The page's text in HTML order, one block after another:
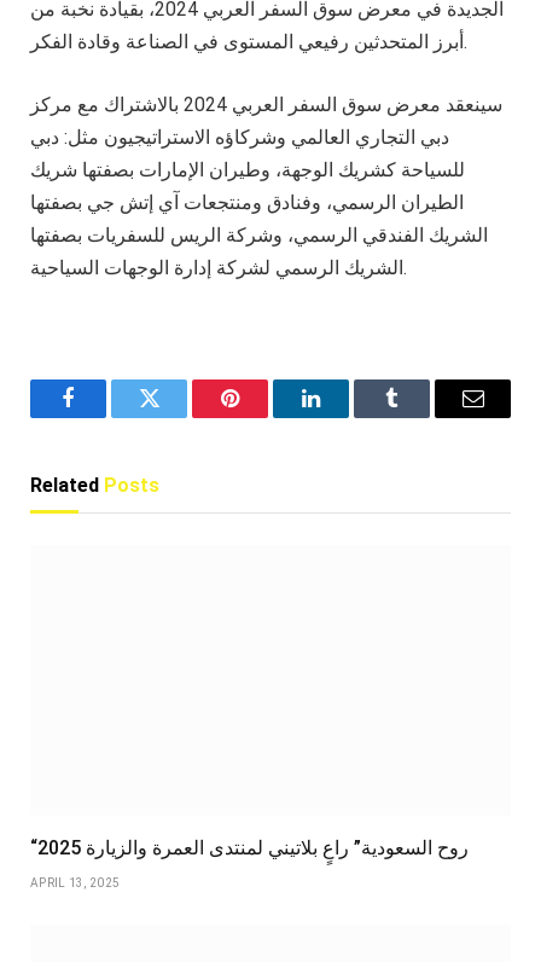
الجديدة في معرض سوق السفر العربي 2024، بقيادة نخبة من
أبرز المتحدثين رفيعي المستوى في الصناعة وقادة الفكر.
سينعقد معرض سوق السفر العربي 2024 بالاشتراك مع مركز
دبي التجاري العالمي وشركاؤه الاستراتيجيون مثل: دبي
للسياحة كشريك الوجهة، وطيران الإمارات بصفتها شريك
الطيران الرسمي، وفنادق ومنتجعات آي إتش جي بصفتها
الشريك الفندقي الرسمي، وشركة الريس للسفريات بصفتها
الشريك الرسمي لشركة إدارة الوجهات السياحية.
FacebookTwitter Pinterest LinkedInTumblr Email
Related Posts
“روح السعودية” راعٍ بلاتيني لمنتدى العمرة والزيارة 2025
APRIL 13, 2025